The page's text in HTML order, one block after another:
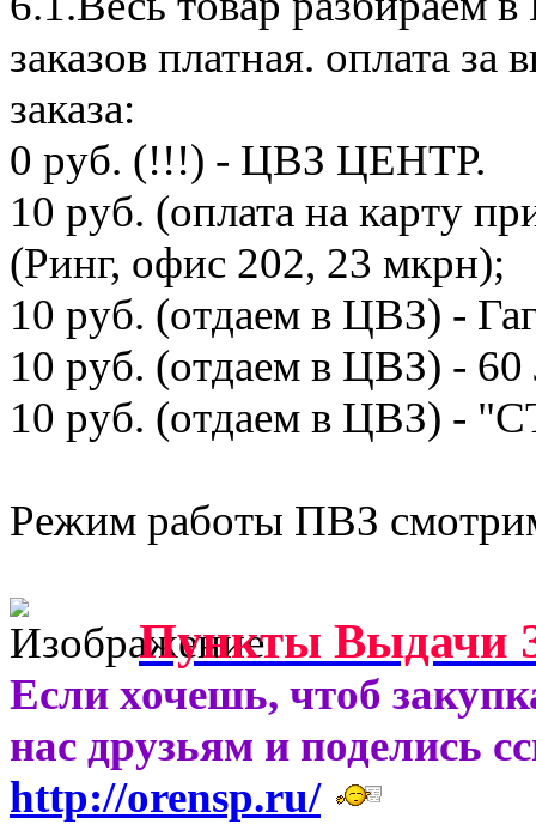
заказов платная. оплата
заказа:
0 руб. (!!!) - ЦВЗ ЦЕНТР.
10 руб. (оплата на карту
(Ринг, офис 202, 23 мкрн);
10 руб. (отдаем в ЦВЗ) -
10 руб. (отдаем в ЦВЗ) -
10 руб. (отдаем в ЦВЗ) -
Режим работы ПВЗ
Пункты Выдачи
Если хочешь, чтоб
нас друзьям и поделись
http://orensp.ru/